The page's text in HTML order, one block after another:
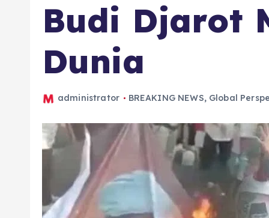
Budi Djarot
Dunia
administrator BREAKING NEWS, Global